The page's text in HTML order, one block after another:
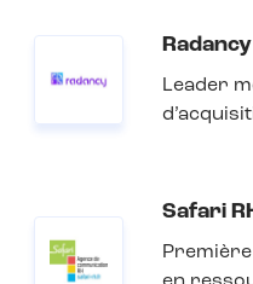
Radancy
Leader
Safari